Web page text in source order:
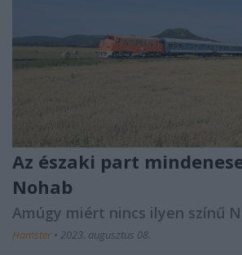
Az északi part
Nohab
Amúgy miért nincs ilyen színű
Hamster • 2023. augusztus 08.